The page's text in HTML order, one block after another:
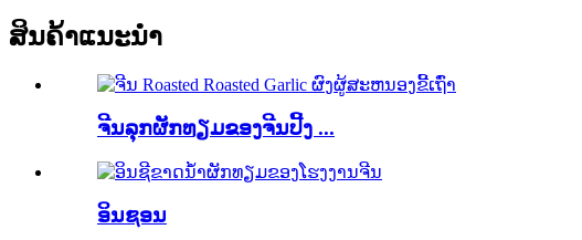
ສິນຄ້າແນະນໍາ
ຈີນລຸກຜັກທຽມຂອງຈີນປີ້ງ ...
ອິນຊອນ